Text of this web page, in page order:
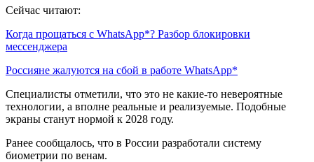
Сейчас читают:
Когда прощаться с WhatsApp*? Разбор блокировки
мессенджера
Россияне жалуются на сбой в работе WhatsApp*
Специалисты отметили, что это не какие-то невероятные
технологии, а вполне реальные и реализуемые. Подобные
экраны станут нормой к 2028 году.
Ранее сообщалось, что в России разработали систему
биометрии по венам.